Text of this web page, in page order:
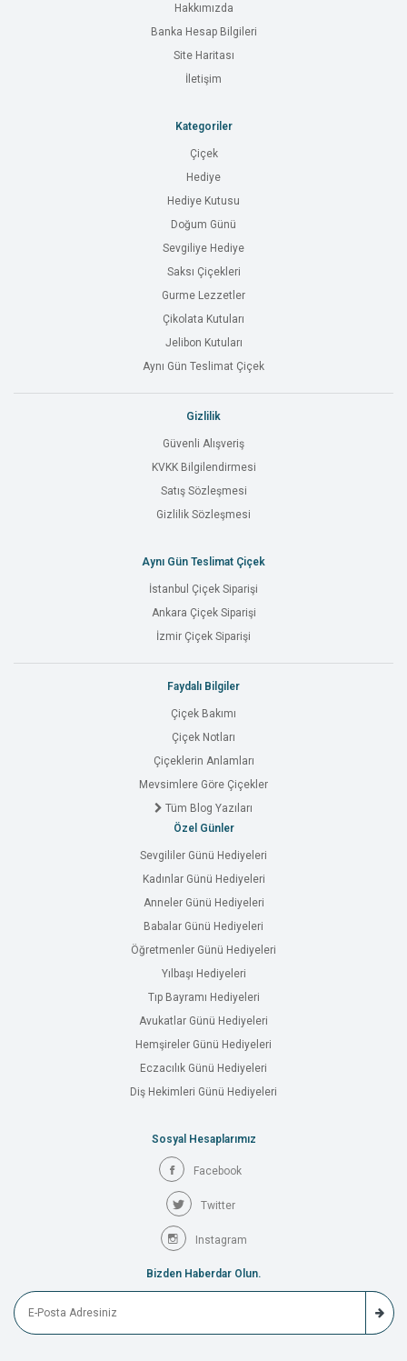
Hakkımızda
Banka Hesap Bilgileri
Site Haritası
İletişim
Kategoriler
Çiçek
Hediye
Hediye Kutusu
Doğum Günü
Sevgiliye Hediye
Saksı Çiçekleri
Gurme Lezzetler
Çikolata Kutuları
Jelibon Kutuları
Aynı Gün Teslimat Çiçek
Gizlilik
Güvenli Alışveriş
KVKK Bilgilendirmesi
Satış Sözleşmesi
Gizlilik Sözleşmesi
Aynı Gün Teslimat Çiçek
İstanbul Çiçek Siparişi
Ankara Çiçek Siparişi
İzmir Çiçek Siparişi
Faydalı Bilgiler
Çiçek Bakımı
Çiçek Notları
Çiçeklerin Anlamları
Mevsimlere Göre Çiçekler
Tüm Blog Yazıları
Özel Günler
Sevgililer Günü Hediyeleri
Kadınlar Günü Hediyeleri
Anneler Günü Hediyeleri
Babalar Günü Hediyeleri
Öğretmenler Günü Hediyeleri
Yılbaşı Hediyeleri
Tıp Bayramı Hediyeleri
Avukatlar Günü Hediyeleri
Hemşireler Günü Hediyeleri
Eczacılık Günü Hediyeleri
Diş Hekimleri Günü Hediyeleri
Sosyal Hesaplarımız
Facebook
Twitter
Instagram
Bizden Haberdar Olun.